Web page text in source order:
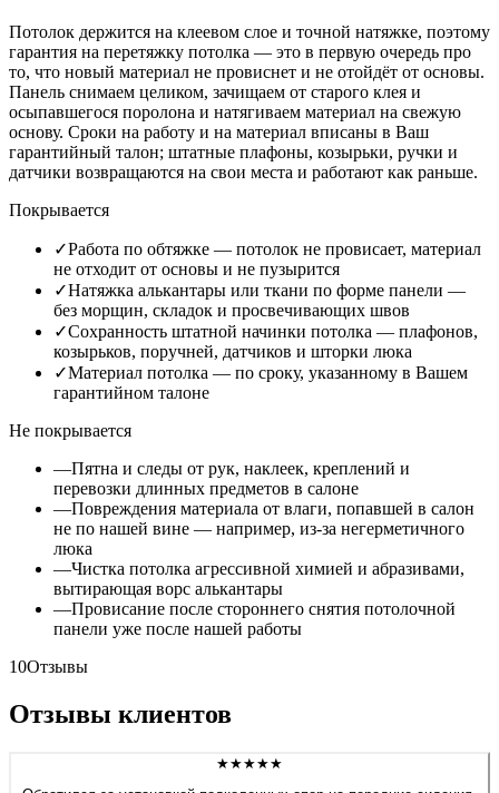
Потолок держится на клеевом слое и точной натяжке, поэтому
гарантия на перетяжку потолка — это в первую очередь про
то, что новый материал не провиснет и не отойдёт от основы.
Панель снимаем целиком, зачищаем от старого клея и
осыпавшегося поролона и натягиваем материал на свежую
основу. Сроки на работу и на материал вписаны в Ваш
гарантийный талон; штатные плафоны, козырьки, ручки и
датчики возвращаются на свои места и работают как раньше.
Покрывается
✓Работа по обтяжке — потолок не провисает, материал
не отходит от основы и не пузырится
✓Натяжка алькантары или ткани по форме панели —
без морщин, складок и просвечивающих швов
✓Сохранность штатной начинки потолка — плафонов,
козырьков, поручней, датчиков и шторки люка
✓Материал потолка — по сроку, указанному в Вашем
гарантийном талоне
Не покрывается
—Пятна и следы от рук, наклеек, креплений и
перевозки длинных предметов в салоне
—Повреждения материала от влаги, попавшей в салон
не по нашей вине — например, из-за негерметичного
люка
—Чистка потолка агрессивной химией и абразивами,
вытирающая ворс алькантары
—Провисание после стороннего снятия потолочной
панели уже после нашей работы
10Отзывы
Отзывы клиентов
★★★★★